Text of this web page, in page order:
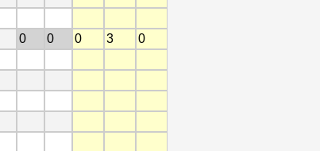
0 0 0 3
0